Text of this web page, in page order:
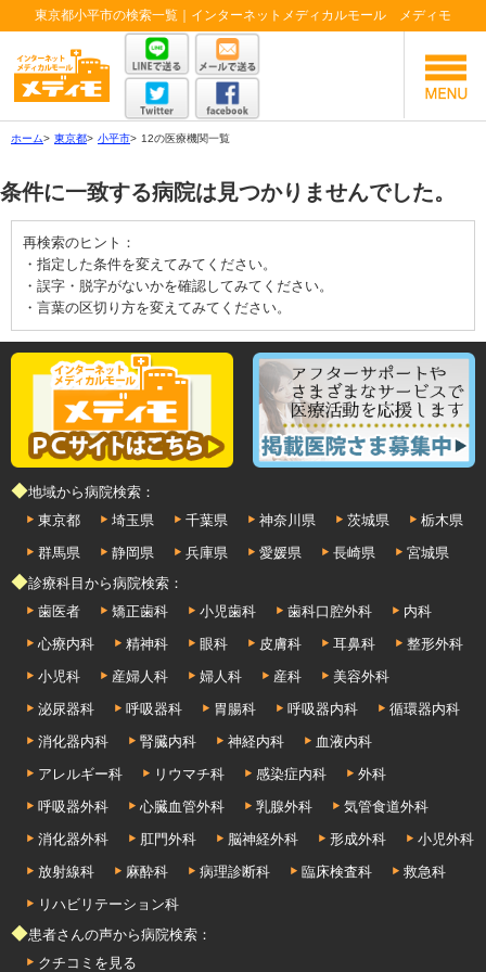
東京都小平市の検索一覧｜インターネットメディカルモール メディモ
ホーム> 東京都> 小平市> 12の医療機関一覧
条件に一致する病院は見つかりませんでした。
再検索のヒント：
・指定した条件を変えてみてください。
・誤字・脱字がないかを確認してみてください。
・言葉の区切り方を変えてみてください。
◆地域から病院検索：
東京都
埼玉県 千葉県 神奈川県 茨城県
栃木県
群馬県
静岡県 兵庫県 愛媛県 長崎県
宮城県
◆診療科目から病院検索：
歯医者
矯正歯科 小児歯科 歯科口腔外科
内科
心療内科
精神科 眼科 皮膚科 耳鼻科
整形外科
小児科
産婦人科 婦人科 産科
美容外科
泌尿器科
呼吸器科 胃腸科 呼吸器内科
循環器内科
消化器内科
腎臓内科 神経内科
血液内科
アレルギー科
リウマチ科 感染症内科
外科
呼吸器外科
心臓血管外科 乳腺外科
気管食道外科
消化器外科
肛門外科 脳神経外科 形成外科
小児外科
放射線科
麻酔科 病理診断科 臨床検査科
救急科
リハビリテーション科
◆患者さんの声から病院検索：
クチコミを見る